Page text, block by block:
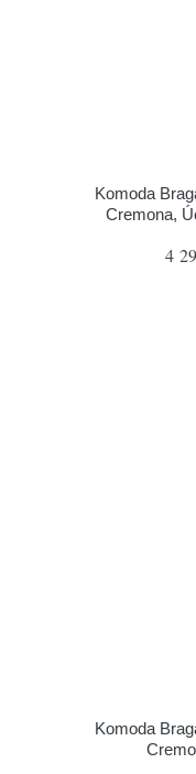
Komoda
Cremona,
4
Komoda